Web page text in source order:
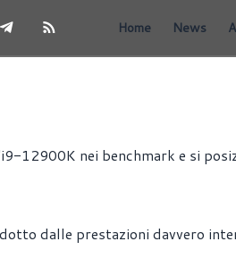
Home News
12900K nei benchmark e si
dalle prestazioni davvero